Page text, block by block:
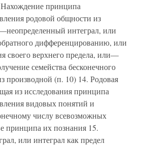
принципа
родовой общности из
интеграл, или
дифференцированию, или
своего верхнего предела, или—
семейства бесконечного
производной (п. 10) 14. Родовая
из исследования принципа
видовых понятий и
числу всевозможных
принципа их познания 15.
или интеграл как предел